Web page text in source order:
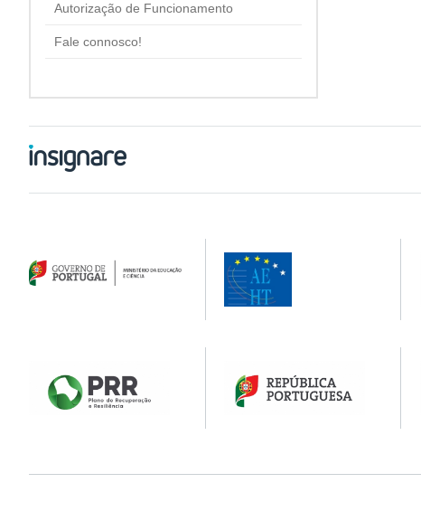
Autorização de Funcionamento
Fale connosco!